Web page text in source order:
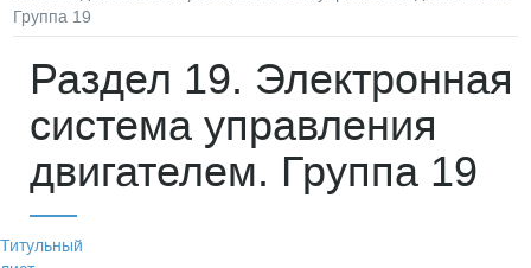
Группа 19
Раздел 19. Электронная
система управления
двигателем. Группа 19
Титульный